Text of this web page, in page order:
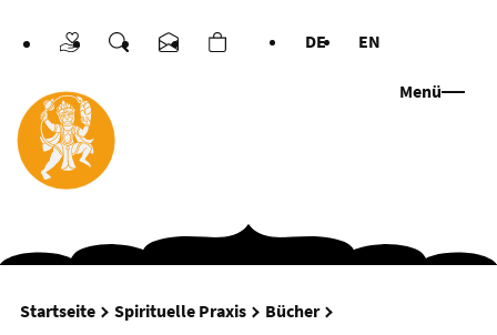
SpendenSucheKontaktWarenkorb
Sprachen DE EN
Menü
Startseite Spirituelle Praxis Bücher